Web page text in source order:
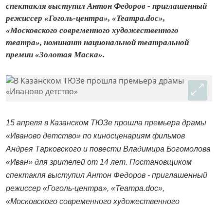
спектакля выступил Антон Федоров - приглашенный
режиссер «Гоголь-центра», «Театра.doc»,
«Московского современного художественного
театра», номинант национальной театральной
премии «Золотая Маска».
15 апреля в Казанском ТЮЗе прошла премьера драмы
«Иваново детство» по киносценариям фильмов
Андрея Тарковского и повести Владимира Богомолова
«Иван» для зрителей от 14 лет. Постановщиком
спектакля выступил Антон Федоров - приглашенный
режиссер «Гоголь-центра», «Театра.doc»,
«Московского современного художественного